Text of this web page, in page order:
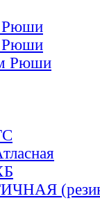
Рюши
Рюши
Рюши